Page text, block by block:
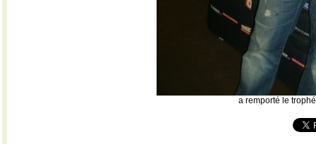
a remporté le